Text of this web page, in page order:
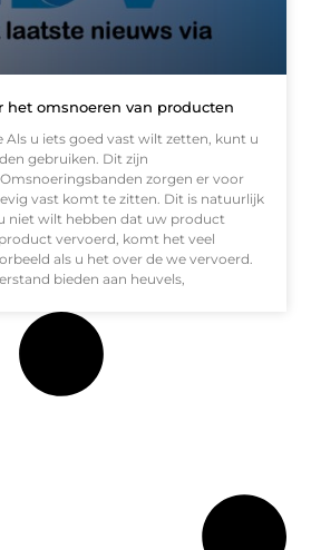
het omsnoeren van producten
u iets goed vast wilt zetten, kunt u
gebruiken. Dit zijn
zorgen er voor
vast komt te zitten. Dit is natuurlijk
niet wilt hebben dat uw product
vervoerd, komt het veel
als u het over de we vervoerd.
bieden aan heuvels,